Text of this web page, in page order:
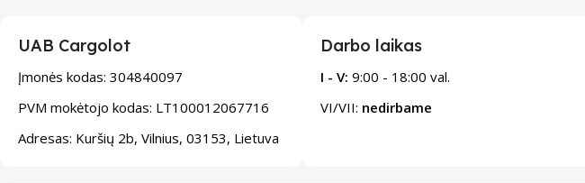
UAB Cargolot
Įmonės kodas: 304840097
PVM mokėtojo kodas: LT100012067716
Adresas: Kuršių 2b, Vilnius, 03153, Lietuva
Darbo laikas
I - V: 9:00 - 18:00 val.
VI/VII: nedirbame